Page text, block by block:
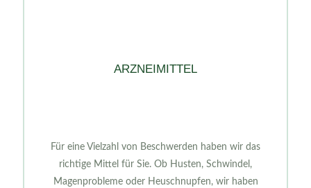
ARZNEIMITTEL
Für eine Vielzahl von Beschwerden haben wir das
richtige Mittel für Sie. Ob Husten, Schwindel,
Magenprobleme oder Heuschnupfen, wir haben